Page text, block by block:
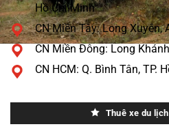
Hồ Chí Minh
CN Miền Tây: Long Xuyên,
CN Miền Đông: Long
CN HCM: Q. Bình Tân, TP.
Thuê xe du